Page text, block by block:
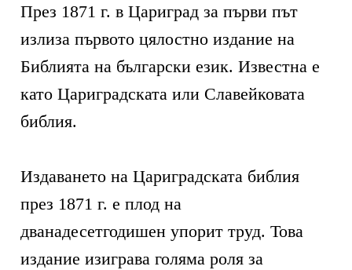
През 1871 г. в Цариград за първи път
излиза първото цялостно издание на
Библията на български език. Известна е
като Цариградската или Славейковата
библия.
Издаването на Цариградската библия
през 1871 г. е плод на
дванадесетгодишен упорит труд. Това
издание изиграва голяма роля за